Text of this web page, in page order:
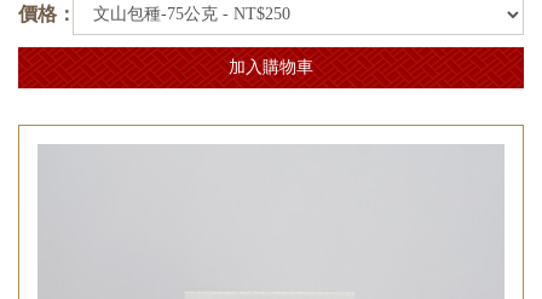
價格：
加入購物車